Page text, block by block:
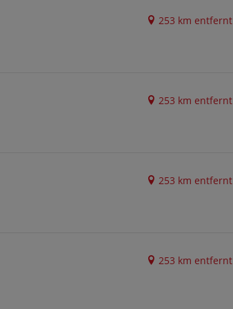
253 km entfernt
253 km entfernt
253 km entfernt
253 km entfernt